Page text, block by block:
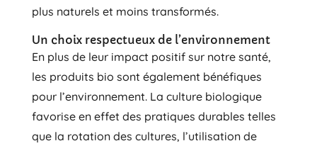
plus naturels et moins transformés.
Un choix respectueux de l’environnement
En plus de leur impact positif sur notre santé,
les produits bio sont également bénéfiques
pour l’environnement. La culture biologique
favorise en effet des pratiques durables telles
que la rotation des cultures, l’utilisation de